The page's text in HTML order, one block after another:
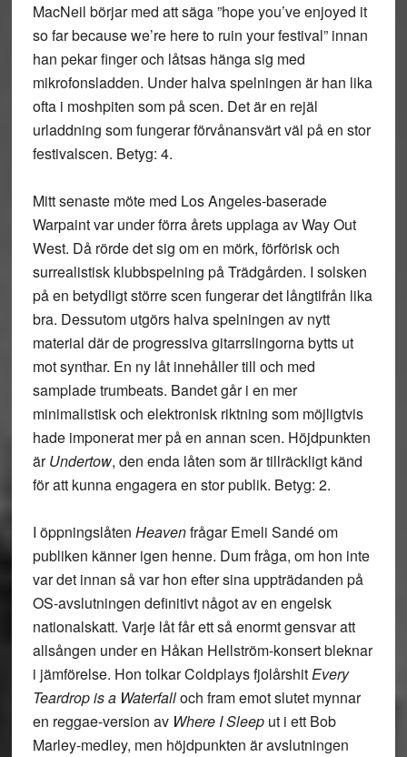
MacNeil börjar med att säga ”hope you’ve enjoyed it
so far because we’re here to ruin your festival” innan
han pekar finger och låtsas hänga sig med
mikrofonsladden. Under halva spelningen är han lika
ofta i moshpiten som på scen. Det är en rejäl
urladdning som fungerar förvånansvärt väl på en stor
festivalscen. Betyg: 4.
Mitt senaste möte med Los Angeles-baserade
Warpaintvar under förra årets upplaga av Way Out
West. Då rörde det sig om en mörk, förförisk och
surrealistisk klubbspelning på Trädgården. I solsken
på en betydligt större scen fungerar det långtifrån lika
bra. Dessutom utgörs halva spelningen av nytt
material där de progressiva gitarrslingorna bytts ut
mot synthar. En ny låt innehåller till och med
samplade trumbeats. Bandet går i en mer
minimalistisk och elektronisk riktning som möjligtvis
hade imponerat mer på en annan scen. Höjdpunkten
ärUndertow, den enda låten som är tillräckligt känd
för att kunna engagera en stor publik. Betyg: 2.
I öppningslåten HeavenfrågarEmeli Sandéom
publiken känner igen henne. Dum fråga, om hon inte
var det innan så var hon efter sina uppträdanden på
OS-avslutningen definitivt något av en engelsk
nationalskatt. Varje låt får ett så enormt gensvar att
allsången under en Håkan Hellström-konsert bleknar
i jämförelse. Hon tolkar Coldplays fjolårshitEvery
Teardrop is a Waterfalloch fram emot slutet mynnar
en reggae-version av Where I Sleeput i ett Bob
Marley-medley, men höjdpunkten är avslutningen